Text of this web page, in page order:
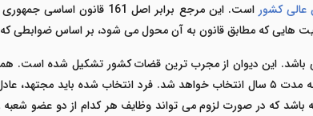
عالی کشور
است. این مرجع برابر اصل
هایی که مطابق قانون به آن محول می شود، بر اساس ضوابطی
باشد. این دیوان از مجرب ترین قضات کشور تشکیل شده است.
شد
. فرد انتخاب شده باید مجتهد،
که در صورت لزوم می تواند وظایف هر کدام از دو عضو شعبه